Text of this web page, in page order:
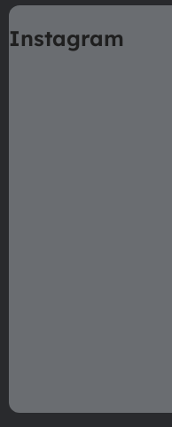
á
pInstagram